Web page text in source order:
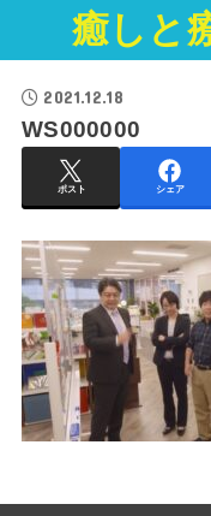
癒しと
2021.12.18
WS000000
ポスト シェア